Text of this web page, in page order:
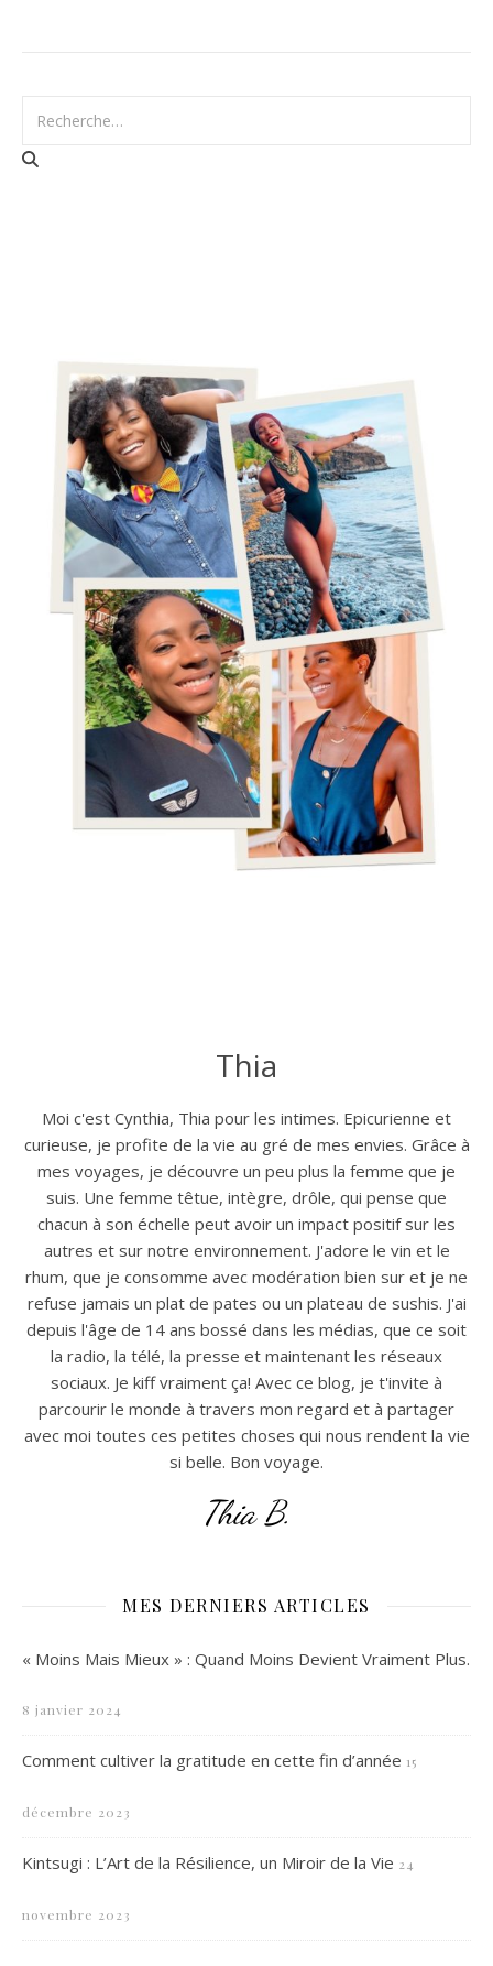
Thia
Moi c'est Cynthia, Thia pour les intimes. Epicurienne et
curieuse, je profite de la vie au gré de mes envies. Grâce à
mes voyages, je découvre un peu plus la femme que je
suis. Une femme têtue, intègre, drôle, qui pense que
chacun à son échelle peut avoir un impact positif sur les
autres et sur notre environnement. J'adore le vin et le
rhum, que je consomme avec modération bien sur et je ne
refuse jamais un plat de pates ou un plateau de sushis. J'ai
depuis l'âge de 14 ans bossé dans les médias, que ce soit
la radio, la télé, la presse et maintenant les réseaux
sociaux. Je kiff vraiment ça! Avec ce blog, je t'invite à
parcourir le monde à travers mon regard et à partager
avec moi toutes ces petites choses qui nous rendent la vie
si belle. Bon voyage.
Thia B.
MES DERNIERS ARTICLES
« Moins Mais Mieux » : Quand Moins Devient Vraiment Plus.
8 janvier 2024
Comment cultiver la gratitude en cette fin d’année 15
décembre 2023
Kintsugi : L’Art de la Résilience, un Miroir de la Vie 24
novembre 2023